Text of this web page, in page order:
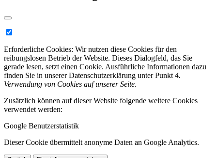
Erforderliche Cookies: Wir nutzen diese Cookies für den
reibungslosen Betrieb der Website. Dieses Dialogfeld, das Sie
gerade lesen, setzt einen Cookie. Ausführliche Informationen dazu
finden Sie in unserer Datenschutzerklärung unter Punkt 4.
Verwendung von Cookies auf unserer Seite.
Zusätzlich können auf dieser Website folgende weitere Cookies
verwendet werden:
Google Benutzerstatistik
Dieser Cookie übermittelt anonyme Daten an Google Analytics.